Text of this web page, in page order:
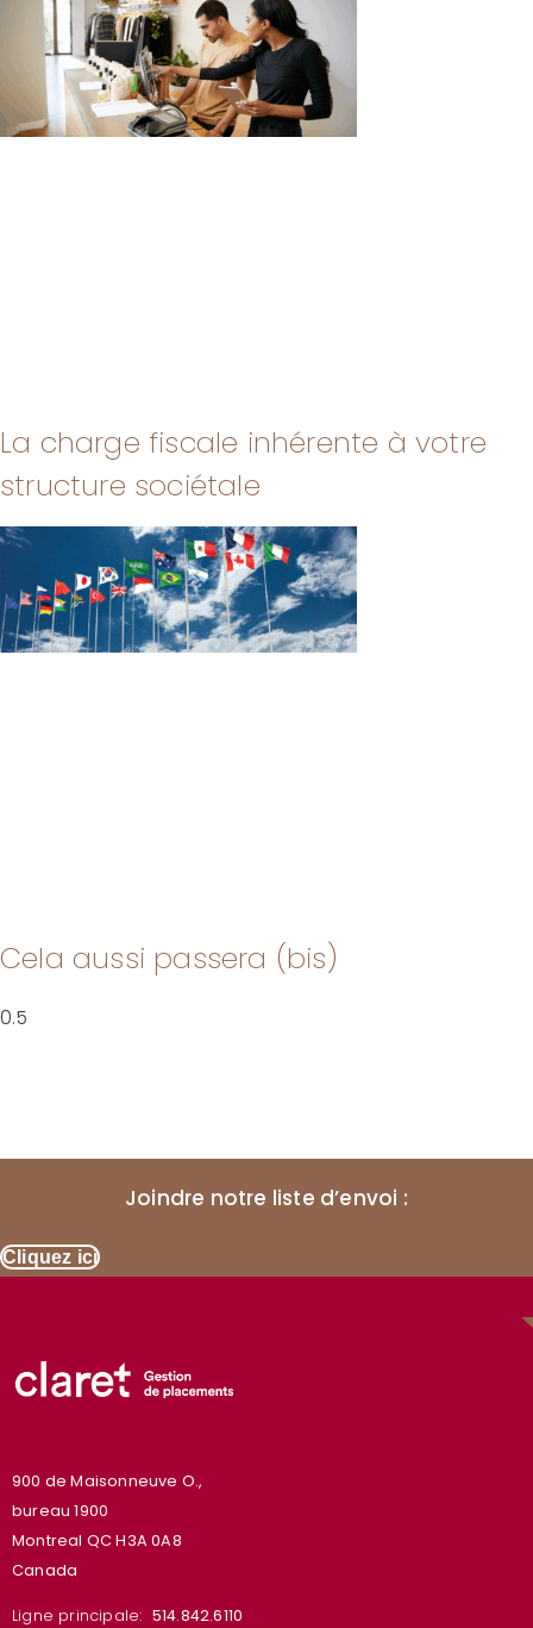
La charge fiscale inhérente à votre
structure sociétale
Cela aussi passera (bis)
Joindre notre liste d’envoi :
Cliquez ici
900 de Maisonneuve O.,
bureau 1900
Montreal QC H3A 0A8
Canada
Ligne principale: 514.842.6110